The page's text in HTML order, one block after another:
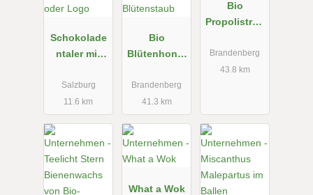
Schokolade
ntaler mit
oder Logo
Salzburg
11.6 km
Bio
Blütenhonig
"Black
Edition"
240g von
Bio-Imkerei
Blütenstaub
Brandenberg
41.3 km
Bio
Propolistrop
Bio-Imkerei
Blütenstaub
Brandenberg
43.8 km
What a Wok